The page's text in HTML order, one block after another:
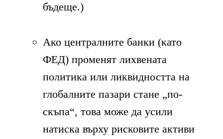
бъдеще.)
Ако централните банки (като
ФЕД) променят лихвената
политика или ликвидността на
глобалните пазари стане „по-
скъпа“, това може да усили
натиска върху рисковите активи